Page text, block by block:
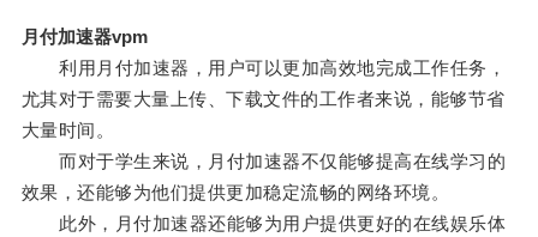
月付加速器vpm
利用月付加速器，用户可以更加高效地完成工作任务，
尤其对于需要大量上传、下载文件的工作者来说，能够节省
大量时间。
而对于学生来说，月付加速器不仅能够提高在线学习的
效果，还能够为他们提供更加稳定流畅的网络环境。
此外，月付加速器还能够为用户提供更好的在线娱乐体